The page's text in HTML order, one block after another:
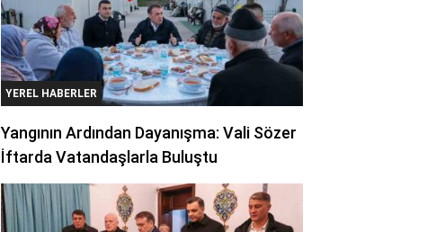
YEREL HABERLER
Yangının Ardından Dayanışma: Vali Sözer
İftarda Vatandaşlarla Buluştu